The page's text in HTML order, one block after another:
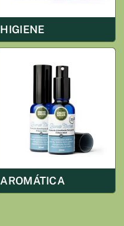
HIGIENE
AROMÁTICA